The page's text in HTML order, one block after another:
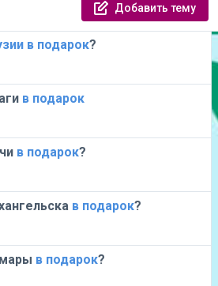
Добавить тему
в подарок?
в подарок
в подарок?
в подарок?
в подарок?